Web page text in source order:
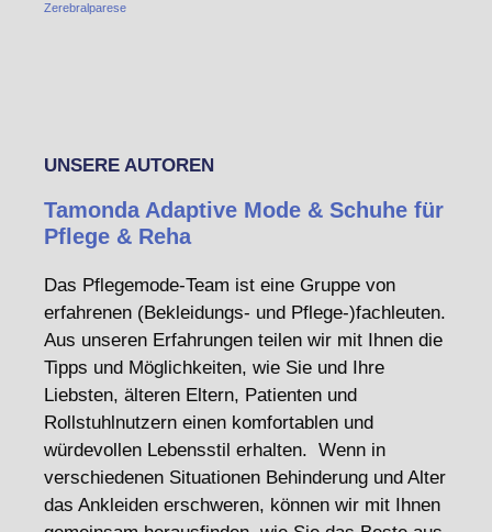
Zerebralparese
UNSERE AUTOREN
Tamonda Adaptive Mode & Schuhe für
Pflege & Reha
Das Pflegemode-Team ist eine Gruppe von
erfahrenen (Bekleidungs- und Pflege-)fachleuten.
Aus unseren Erfahrungen teilen wir mit Ihnen die
Tipps und Möglichkeiten, wie Sie und Ihre
Liebsten, älteren Eltern, Patienten und
Rollstuhlnutzern einen komfortablen und
würdevollen Lebensstil erhalten. Wenn in
verschiedenen Situationen Behinderung und Alter
das Ankleiden erschweren, können wir mit Ihnen